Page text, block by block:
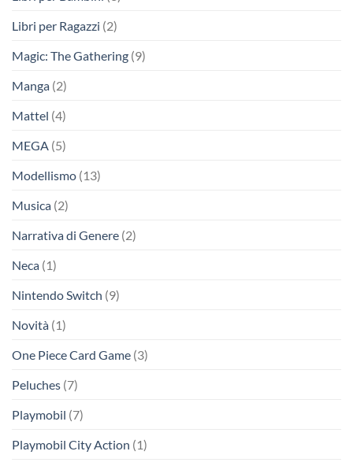
Libri per Ragazzi (2)
Magic: The Gathering (9)
Manga (2)
Mattel (4)
MEGA (5)
Modellismo (13)
Musica (2)
Narrativa di Genere (2)
Neca (1)
Nintendo Switch (9)
Novità (1)
One Piece Card Game (3)
Peluches (7)
Playmobil (7)
Playmobil City Action (1)